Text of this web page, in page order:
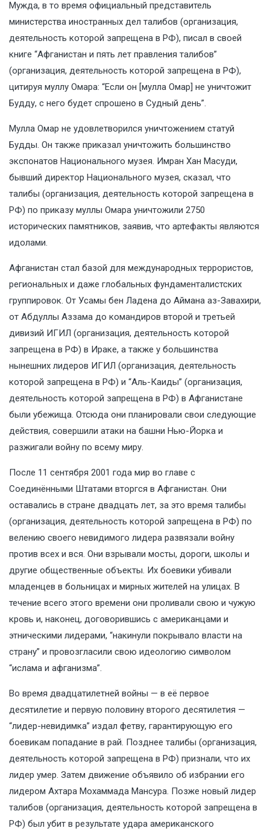
Мужда, в то время официальный представитель
министерства иностранных дел талибов (организация,
деятельность которой запрещена в РФ), писал в своей
книге “Афганистан и пять лет правления талибов”
(организация, деятельность которой запрещена в РФ),
цитируя муллу Омара: “Если он [мулла Омар] не уничтожит
Будду, с него будет спрошено в Судный день”.
Мулла Омар не удовлетворился уничтожением статуй
Будды. Он также приказал уничтожить большинство
экспонатов Национального музея. Имран Хан Масуди,
бывший директор Национального музея, сказал, что
талибы (организация, деятельность которой запрещена в
РФ) по приказу муллы Омара уничтожили 2750
исторических памятников, заявив, что артефакты являются
идолами.
Афганистан стал базой для международных террористов,
региональных и даже глобальных фундаменталистских
группировок. От Усамы бен Ладена до Аймана аз-Завахири,
от Абдуллы Аззама до командиров второй и третьей
дивизий ИГИЛ (организация, деятельность которой
запрещена в РФ) в Ираке, а также у большинства
нынешних лидеров ИГИЛ (организация, деятельность
которой запрещена в РФ) и “Аль-Каиды” (организация,
деятельность которой запрещена в РФ) в Афганистане
были убежища. Отсюда они планировали свои следующие
действия, совершили атаки на башни Нью-Йорка и
разжигали войну по всему миру.
После 11 сентября 2001 года мир во главе с
Соединёнными Штатами вторгся в Афганистан. Они
оставались в стране двадцать лет, за это время талибы
(организация, деятельность которой запрещена в РФ) по
велению своего невидимого лидера развязали войну
против всех и вся. Они взрывали мосты, дороги, школы и
другие общественные объекты. Их боевики убивали
младенцев в больницах и мирных жителей на улицах. В
течение всего этого времени они проливали свою и чужую
кровь и, наконец, договорившись с американцами и
этническими лидерами, “накинули покрывало власти на
страну” и провозгласили свою идеологию символом
“ислама и афганизма”.
Во время двадцатилетней войны — в её первое
десятилетие и первую половину второго десятилетия —
“лидер-невидимка” издал фетву, гарантирующую его
боевикам попадание в рай. Позднее талибы (организация,
деятельность которой запрещена в РФ) признали, что их
лидер умер. Затем движение объявило об избрании его
лидером Ахтара Мохаммада Мансура. Позже новый лидер
талибов (организация, деятельность которой запрещена в
РФ) был убит в результате удара американского